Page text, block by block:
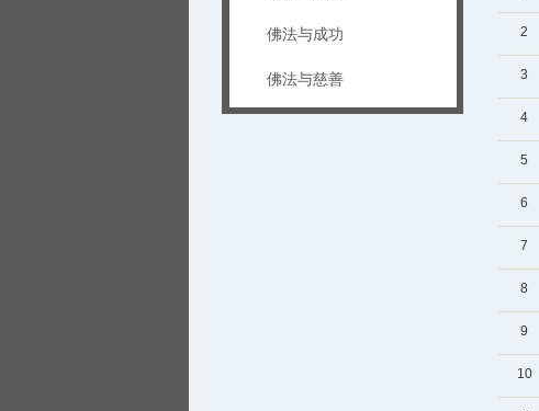
佛法与成功
佛法与慈善
2
3
4
5
6
7
8
9
10